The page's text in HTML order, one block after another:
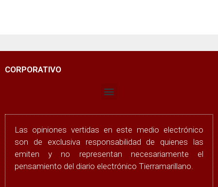
CORPORATIVO
Las opiniones vertidas en este medio electrónico
son de exclusiva responsabilidad de quienes las
emiten y no representan necesariamente el
pensamiento del diario electrónico Tierramarillano.